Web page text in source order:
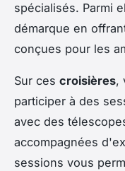
spécialisés. Parmi
démarque en
conçues pour les
Sur ces croisières,
participer à des
avec des
accompagnées
sessions vous